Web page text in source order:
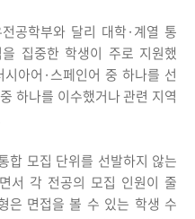
공학부와 달리 대학·계열 통
집중한 학생이 주로 지원했
아어·스페인어 중 하나를 선
하나를 이수했거나 관련 지역
합 모집 단위를 선발하지 않는
서 각 전공의 모집 인원이 줄
은 면접을 볼 수 있는 학생 수